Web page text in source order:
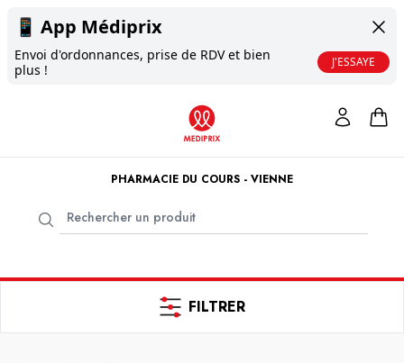
📱 App Médiprix
Envoi d'ordonnances, prise de RDV et bien
plus !
J'ESSAYE
PHARMACIE DU COURS - VIENNE
FILTRER